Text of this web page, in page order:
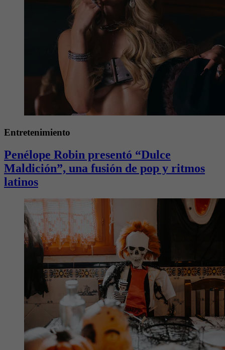
Entretenimiento
Penélope Robin presentó “Dulce
Maldición”, una fusión de pop y ritmos
latinos